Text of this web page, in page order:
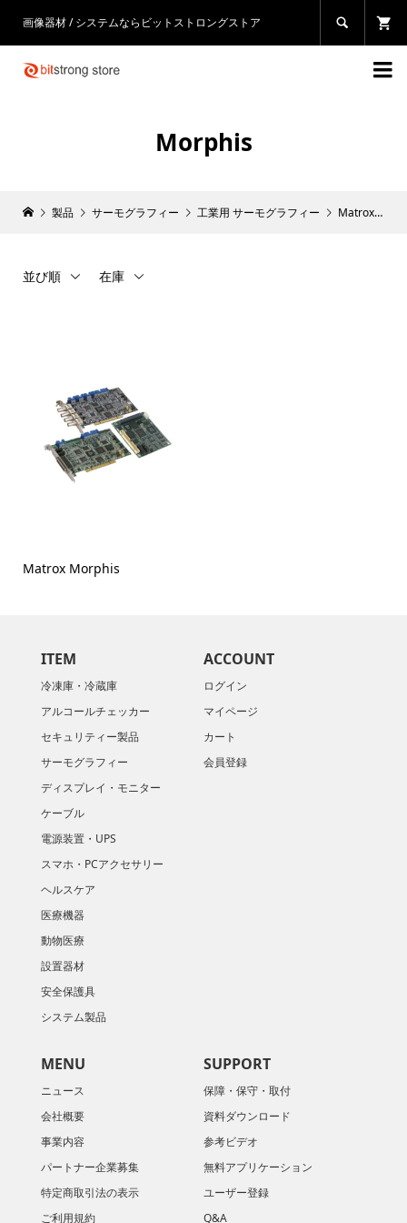
画像器材 / システムならビットストロングストア 

Morphis
製品 サーモグラフィー 工業用 サーモグラフィー Matrox
並び順 在庫
Matrox Morphis
ITEM
冷凍庫・冷蔵庫
アルコールチェッカー
セキュリティー製品
サーモグラフィー
ディスプレイ・モニター
ケーブル
電源装置・UPS
スマホ・PCアクセサリー
ヘルスケア
医療機器
動物医療
設置器材
安全保護具
システム製品
ACCOUNT
ログイン
マイページ
カート
会員登録
MENU
ニュース
会社概要
​事業内容
パートナー企業募集
特定商取引法の表示
ご利用規約
SUPPORT
保障・保守・取付
資料ダウンロード
参考ビデオ
無料アプリケーション
ユーザー登録
Q&A